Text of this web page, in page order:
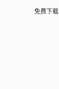
免费下载